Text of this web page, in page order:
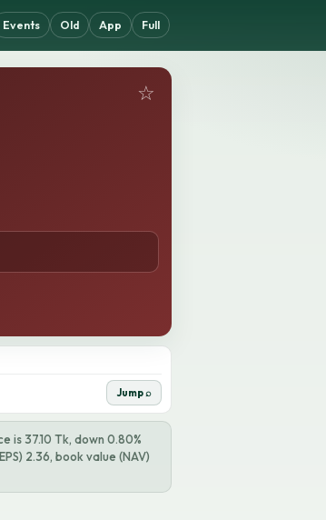
Events Old App Full
☆
Jump ⌕
is 37.10 Tk, down 0.80%
2.36, book value (NAV)